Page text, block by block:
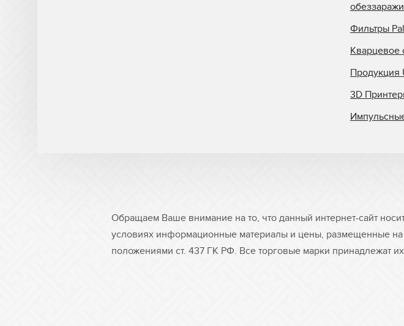
Фильтры
Кварцевое
Продукция
3D
Обращаем Ваше внимание на то, что данный интернет-сайт
условиях информационные материалы и цены, размещенные
положениями ст. 437 ГК РФ. Все торговые марки принадлежат